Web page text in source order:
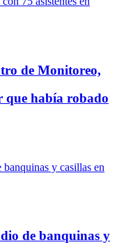
de Monitoreo,
que había robado
de banquinas y